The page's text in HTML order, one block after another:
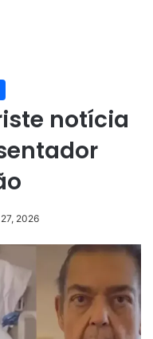
notícia
2026